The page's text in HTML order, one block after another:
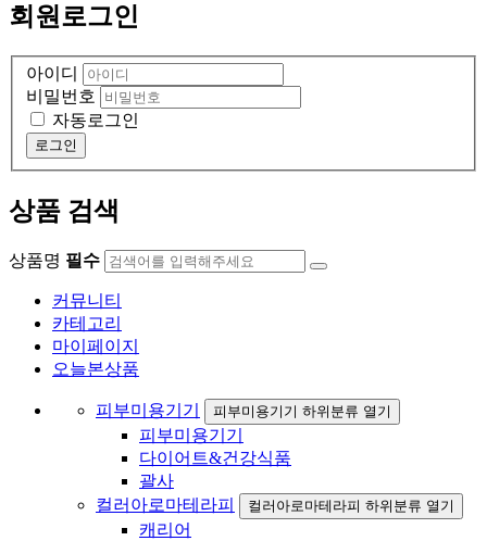
회원로그인
아이디
비밀번호
자동로그인
로그인
상품 검색
상품명 필수
커뮤니티
카테고리
마이페이지
오늘본상품
피부미용기기 피부미용기기 하위분류 열기
피부미용기기
다이어트&건강식품
괄사
컬러아로마테라피
컬러아로마테라피 하위분류 열기
캐리어